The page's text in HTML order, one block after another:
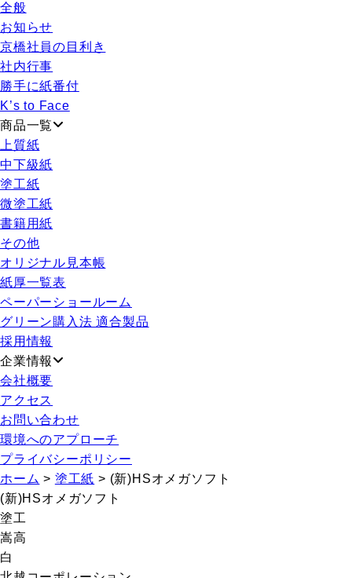
全般
お知らせ
京橋社員の目利き
社内行事
勝手に紙番付
K’s to Face
商品一覧
上質紙
中下級紙
塗工紙
微塗工紙
書籍用紙
その他
オリジナル見本帳
紙厚一覧表
ペーパーショールーム
グリーン購入法 適合製品
採用情報
企業情報
会社概要
アクセス
お問い合わせ
環境へのアプローチ
プライバシーポリシー
ホーム > 塗工紙 > (新)HSオメガソフト
(新)HSオメガソフト
塗工
嵩高
白